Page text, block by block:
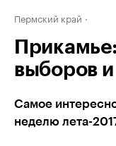
Пермский край
выборов
Самое
неделю лета-